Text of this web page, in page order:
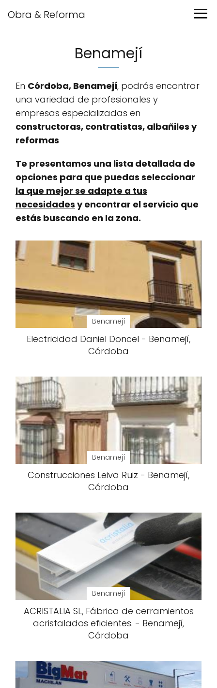
Obra & Reforma
Benamejí
En Córdoba, Benamejí, podrás encontrar
una variedad de profesionales y
empresas especializadas en
constructoras, contratistas, albañiles y
reformas
Te presentamos una lista detallada de
opciones para que puedas seleccionar
la que mejor se adapte a tus
necesidades y encontrar el servicio que
estás buscando en la zona.
Benamejí
Electricidad Daniel Doncel - Benamejí,
Córdoba
Benamejí
Construcciones Leiva Ruiz - Benamejí,
Córdoba
Benamejí
ACRISTALIA SL, Fábrica de cerramientos
acristalados eficientes. - Benamejí,
Córdoba